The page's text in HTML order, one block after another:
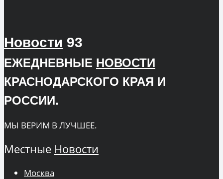
Новости 93
ЕЖЕДНЕВНЫЕ НОВОСТИ
КРАСНОДАРСКОГО КРАЯ И
РОССИИ.
МЫ ВЕРИМ В ЛУЧШЕЕ.
Местные Новости
Москва